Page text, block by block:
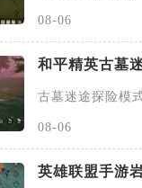
08-06
和平精英古墓
古墓迷途探险模
08-06
英雄联盟手游